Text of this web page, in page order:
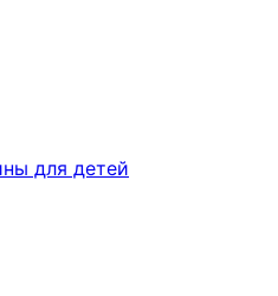
для детей